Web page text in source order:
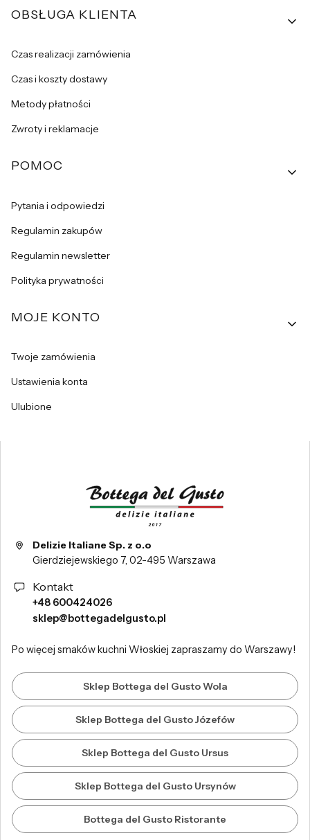
OBSŁUGA KLIENTA
Czas realizacji zamówienia
Czas i koszty dostawy
Metody płatności
Zwroty i reklamacje
POMOC
Pytania i odpowiedzi
Regulamin zakupów
Regulamin newsletter
Polityka prywatności
MOJE KONTO
Twoje zamówienia
Ustawienia konta
Ulubione
Delizie Italiane Sp. z o.o
Gierdziejewskiego 7, 02-495 Warszawa
Kontakt
+48 600424026
sklep@bottegadelgusto.pl
Po więcej smaków kuchni Włoskiej zapraszamy do Warszawy!
Sklep Bottega del Gusto Wola
Sklep Bottega del Gusto Józefów
Sklep Bottega del Gusto Ursus
Sklep Bottega del Gusto Ursynów
Bottega del Gusto Ristorante